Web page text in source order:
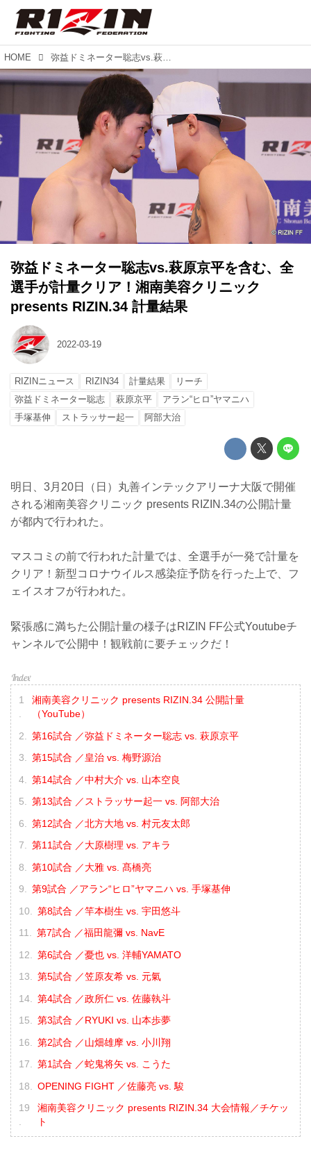
HOME 弥益ドミネーター聡志vs.萩原京平を含む、全選手が計量クリア！湘南美容クリニック presents RIZIN.34 計量結果
弥益ドミネーター聡志vs.萩原京平を含む、全
選手が計量クリア！湘南美容クリニック
presents RIZIN.34 計量結果
2022-03-19
RIZINニュース RIZIN34 計量結果
リーチ
弥益ドミネーター聡志
萩原京平
アラン“ヒロ”ヤマニハ
手塚基伸
ストラッサー起一 阿部大治
明日、3月20日（日）丸善インテックアリーナ大阪で開催
される湘南美容クリニック presents RIZIN.34の公開計量
が都内で行われた。
マスコミの前で行われた計量では、全選手が一発で計量を
クリア！新型コロナウイルス感染症予防を行った上で、フ
ェイスオフが行われた。
緊張感に満ちた公開計量の様子はRIZIN FF公式Youtubeチ
ャンネルで公開中！観戦前に要チェックだ！
湘南美容クリニック presents RIZIN.34 公開計量
（YouTube）
第16試合 ／弥益ドミネーター聡志 vs. 萩原京平
第15試合 ／皇治 vs. 梅野源治
第14試合 ／中村大介 vs. 山本空良
第13試合 ／ストラッサー起一 vs. 阿部大治
第12試合 ／北方大地 vs. 村元友太郎
第11試合 ／大原樹理 vs. アキラ
第10試合 ／大雅 vs. 髙橋亮
第9試合 ／アラン“ヒロ”ヤマニハ vs. 手塚基伸
第8試合 ／竿本樹生 vs. 宇田悠斗
第7試合 ／福田龍彌 vs. NavE
第6試合 ／憂也 vs. 洋輔YAMATO
第5試合 ／笠原友希 vs. 元氣
第4試合 ／政所仁 vs. 佐藤執斗
第3試合 ／RYUKI vs. 山本歩夢
第2試合 ／山畑雄摩 vs. 小川翔
第1試合 ／蛇鬼将矢 vs. こうた
OPENING FIGHT ／佐藤亮 vs. 駿
湘南美容クリニック presents RIZIN.34 大会情報／チケッ
ト